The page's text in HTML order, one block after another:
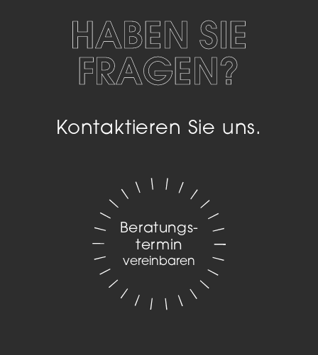
HABEN SIE
FRAGEN?
Kontaktieren Sie uns.
Beratungs­
termin
vereinbaren